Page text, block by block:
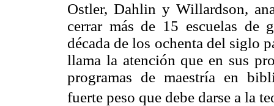
Ostler, Dahlin y Willardson,
cerrar más de 15 escuelas de
década de los ochenta del siglo
llama la atención que en sus
programas de maestría en
fuerte peso que debe darse a la